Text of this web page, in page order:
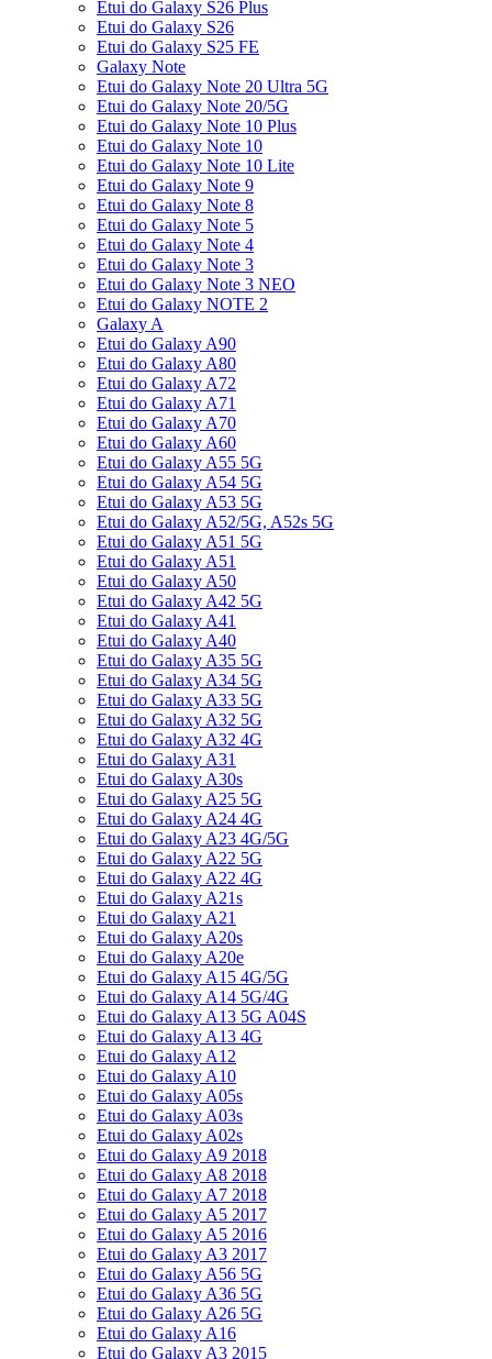
Etui do Galaxy S26 Plus
Etui do Galaxy S26
Etui do Galaxy S25 FE
Galaxy Note
Etui do Galaxy Note 20 Ultra 5G
Etui do Galaxy Note 20/5G
Etui do Galaxy Note 10 Plus
Etui do Galaxy Note 10
Etui do Galaxy Note 10 Lite
Etui do Galaxy Note 9
Etui do Galaxy Note 8
Etui do Galaxy Note 5
Etui do Galaxy Note 4
Etui do Galaxy Note 3
Etui do Galaxy Note 3 NEO
Etui do Galaxy NOTE 2
Galaxy A
Etui do Galaxy A90
Etui do Galaxy A80
Etui do Galaxy A72
Etui do Galaxy A71
Etui do Galaxy A70
Etui do Galaxy A60
Etui do Galaxy A55 5G
Etui do Galaxy A54 5G
Etui do Galaxy A53 5G
Etui do Galaxy A52/5G, A52s 5G
Etui do Galaxy A51 5G
Etui do Galaxy A51
Etui do Galaxy A50
Etui do Galaxy A42 5G
Etui do Galaxy A41
Etui do Galaxy A40
Etui do Galaxy A35 5G
Etui do Galaxy A34 5G
Etui do Galaxy A33 5G
Etui do Galaxy A32 5G
Etui do Galaxy A32 4G
Etui do Galaxy A31
Etui do Galaxy A30s
Etui do Galaxy A25 5G
Etui do Galaxy A24 4G
Etui do Galaxy A23 4G/5G
Etui do Galaxy A22 5G
Etui do Galaxy A22 4G
Etui do Galaxy A21s
Etui do Galaxy A21
Etui do Galaxy A20s
Etui do Galaxy A20e
Etui do Galaxy A15 4G/5G
Etui do Galaxy A14 5G/4G
Etui do Galaxy A13 5G A04S
Etui do Galaxy A13 4G
Etui do Galaxy A12
Etui do Galaxy A10
Etui do Galaxy A05s
Etui do Galaxy A03s
Etui do Galaxy A02s
Etui do Galaxy A9 2018
Etui do Galaxy A8 2018
Etui do Galaxy A7 2018
Etui do Galaxy A5 2017
Etui do Galaxy A5 2016
Etui do Galaxy A3 2017
Etui do Galaxy A56 5G
Etui do Galaxy A36 5G
Etui do Galaxy A26 5G
Etui do Galaxy A16
Etui do Galaxy A3 2015